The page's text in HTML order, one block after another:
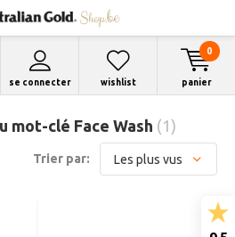
se connecter wishlist panier
0
mot-clé Face Wash (1)
Trier par: